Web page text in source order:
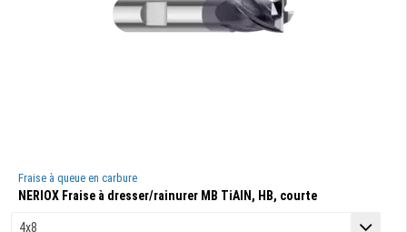
Fraise à queue en carbure
NERIOX Fraise à dresser/rainurer MB TiAlN, HB, courte